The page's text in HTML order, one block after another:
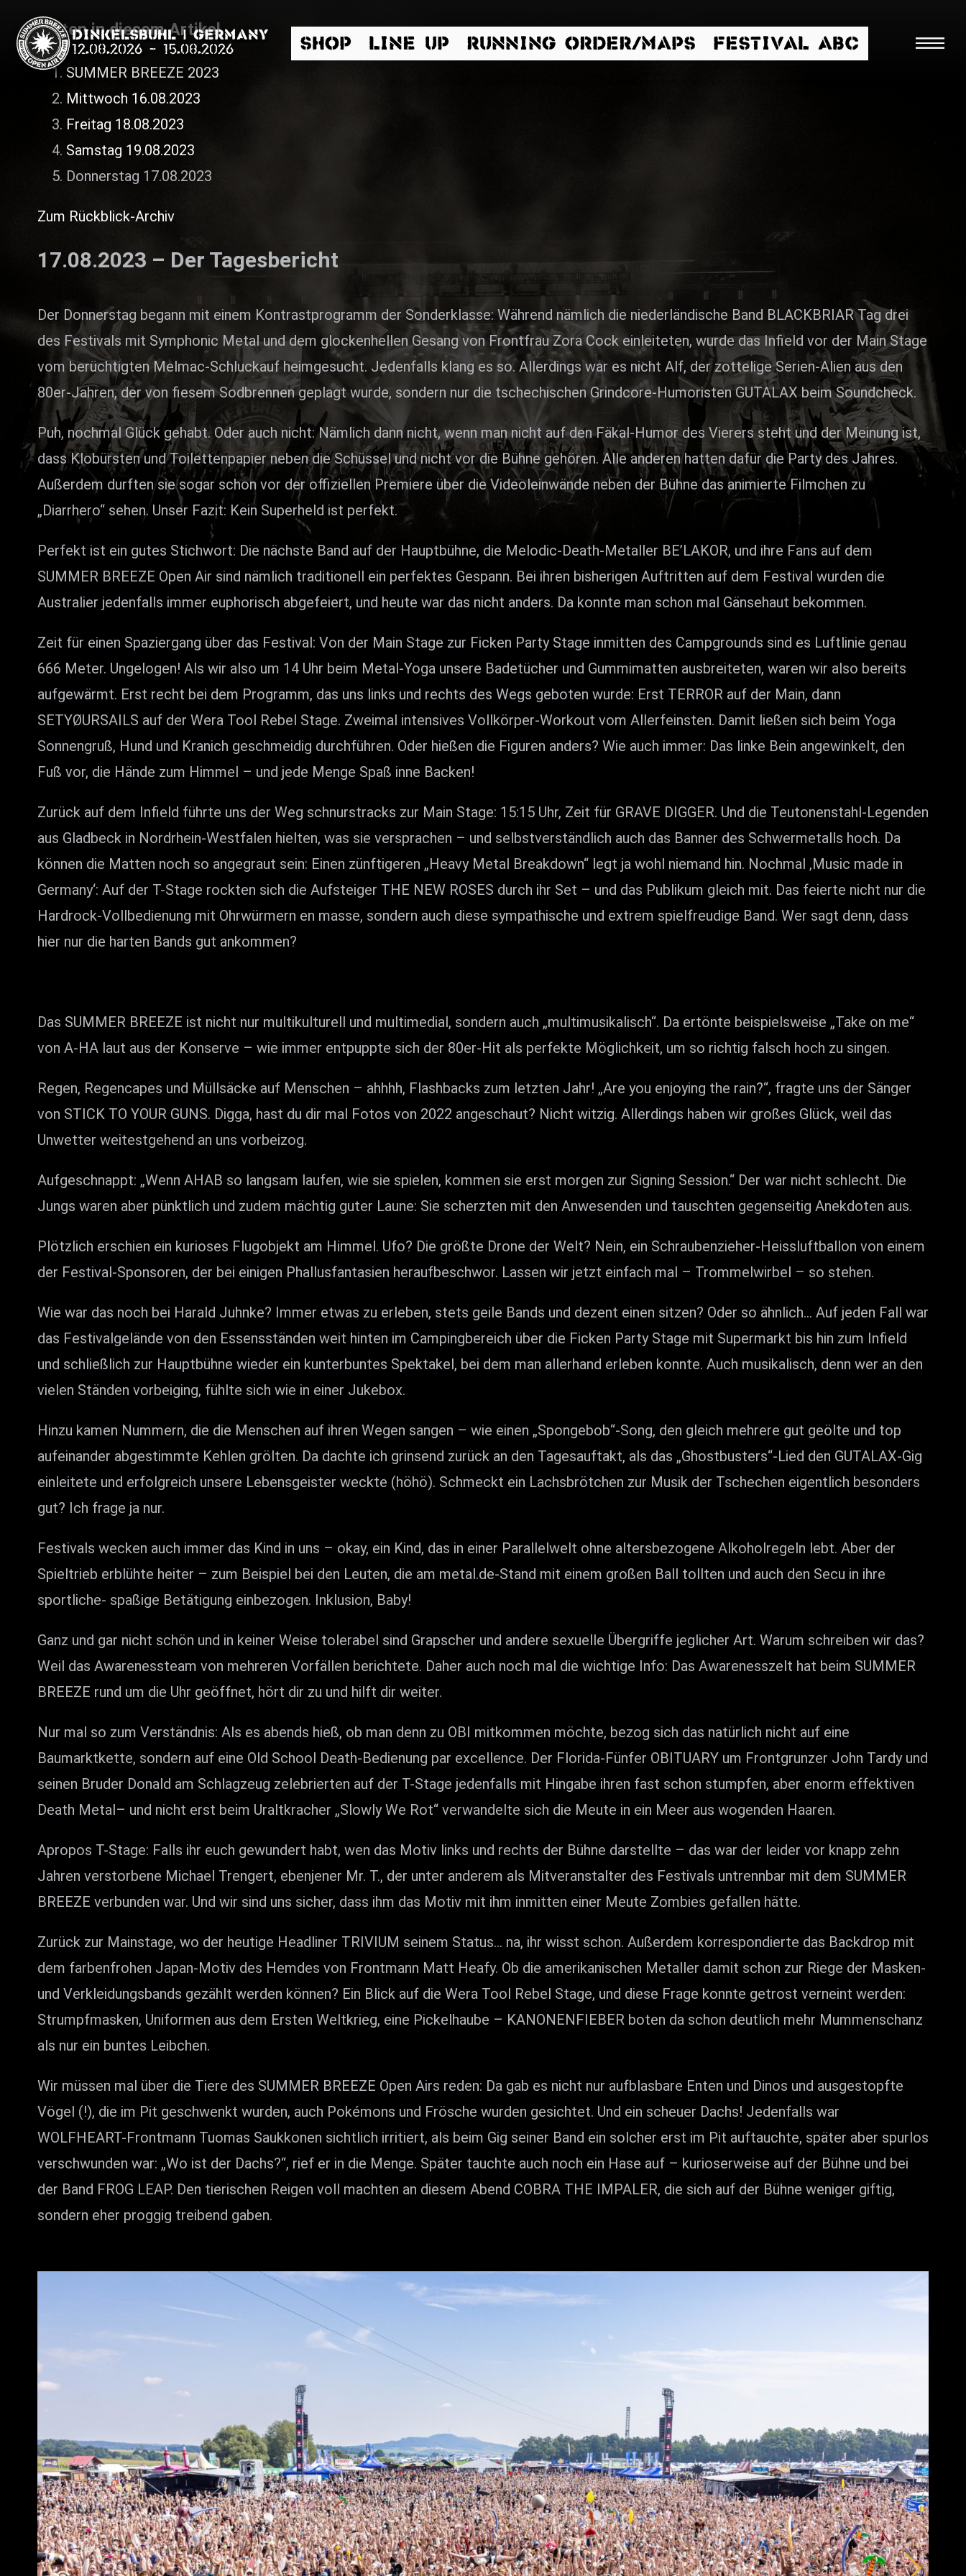
Dinkelsbühl | Germany
12.08.2026 - 15.08.2026 SHOP LINE UP RUNNING ORDER/MAPS FESTIVAL ABC
Suche
Info
Media
ZUM SHOP
Kontakt
BARRIEREFREIHEIT ONLINE
Rückblicke
Galerien
Seiten in diesem Artikel
SUMMER BREEZE 2023
Mittwoch 16.08.2023
Freitag 18.08.2023
Samstag 19.08.2023
Donnerstag 17.08.2023
Zum Rückblick-Archiv
17.08.2023 – Der Tagesbericht
Der Donnerstag begann mit einem Kontrastprogramm der Sonderklasse: Während nämlich die niederländische Band BLACKBRIAR Tag drei
des Festivals mit Symphonic Metal und dem glockenhellen Gesang von Frontfrau Zora Cock einleiteten, wurde das Infield vor der Main Stage
vom berüchtigten Melmac-Schluckauf heimgesucht. Jedenfalls klang es so. Allerdings war es nicht Alf, der zottelige Serien-Alien aus den
80er-Jahren, der von fiesem Sodbrennen geplagt wurde, sondern nur die tschechischen Grindcore-Humoristen GUTALAX beim Soundcheck.
Puh, nochmal Glück gehabt. Oder auch nicht: Nämlich dann nicht, wenn man nicht auf den Fäkal-Humor des Vierers steht und der Meinung ist,
dass Klobürsten und Toilettenpapier neben die Schüssel und nicht vor die Bühne gehören. Alle anderen hatten dafür die Party des Jahres.
Außerdem durften sie sogar schon vor der offiziellen Premiere über die Videoleinwände neben der Bühne das animierte Filmchen zu
„Diarrhero“ sehen. Unser Fazit: Kein Superheld ist perfekt.
Perfekt ist ein gutes Stichwort: Die nächste Band auf der Hauptbühne, die Melodic-Death-Metaller BE’LAKOR, und ihre Fans auf dem
SUMMER BREEZE Open Air sind nämlich traditionell ein perfektes Gespann. Bei ihren bisherigen Auftritten auf dem Festival wurden die
Australier jedenfalls immer euphorisch abgefeiert, und heute war das nicht anders. Da konnte man schon mal Gänsehaut bekommen.
Zeit für einen Spaziergang über das Festival: Von der Main Stage zur Ficken Party Stage inmitten des Campgrounds sind es Luftlinie genau
666 Meter. Ungelogen! Als wir also um 14 Uhr beim Metal-Yoga unsere Badetücher und Gummimatten ausbreiteten, waren wir also bereits
aufgewärmt. Erst recht bei dem Programm, das uns links und rechts des Wegs geboten wurde: Erst TERROR auf der Main, dann
SETYØURSAILS auf der Wera Tool Rebel Stage. Zweimal intensives Vollkörper-Workout vom Allerfeinsten. Damit ließen sich beim Yoga
Sonnengruß, Hund und Kranich geschmeidig durchführen. Oder hießen die Figuren anders? Wie auch immer: Das linke Bein angewinkelt, den
Fuß vor, die Hände zum Himmel – und jede Menge Spaß inne Backen!
Zurück auf dem Infield führte uns der Weg schnurstracks zur Main Stage: 15:15 Uhr, Zeit für GRAVE DIGGER. Und die Teutonenstahl-Legenden
aus Gladbeck in Nordrhein-Westfalen hielten, was sie versprachen – und selbstverständlich auch das Banner des Schwermetalls hoch. Da
können die Matten noch so angegraut sein: Einen zünftigeren „Heavy Metal Breakdown“ legt ja wohl niemand hin. Nochmal ‚Music made in
Germany‘: Auf der T-Stage rockten sich die Aufsteiger THE NEW ROSES durch ihr Set – und das Publikum gleich mit. Das feierte nicht nur die
Hardrock-Vollbedienung mit Ohrwürmern en masse, sondern auch diese sympathische und extrem spielfreudige Band. Wer sagt denn, dass
hier nur die harten Bands gut ankommen?
Das SUMMER BREEZE ist nicht nur multikulturell und multimedial, sondern auch „multimusikalisch“. Da ertönte beispielsweise „Take on me“
von A-HA laut aus der Konserve – wie immer entpuppte sich der 80er-Hit als perfekte Möglichkeit, um so richtig falsch hoch zu singen.
Regen, Regencapes und Müllsäcke auf Menschen – ahhhh, Flashbacks zum letzten Jahr! „Are you enjoying the rain?“, fragte uns der Sänger
von STICK TO YOUR GUNS. Digga, hast du dir mal Fotos von 2022 angeschaut? Nicht witzig. Allerdings haben wir großes Glück, weil das
Unwetter weitestgehend an uns vorbeizog.
Aufgeschnappt: „Wenn AHAB so langsam laufen, wie sie spielen, kommen sie erst morgen zur Signing Session.“ Der war nicht schlecht. Die
Jungs waren aber pünktlich und zudem mächtig guter Laune: Sie scherzten mit den Anwesenden und tauschten gegenseitig Anekdoten aus.
Plötzlich erschien ein kurioses Flugobjekt am Himmel. Ufo? Die größte Drone der Welt? Nein, ein Schraubenzieher-Heissluftballon von einem
der Festival-Sponsoren, der bei einigen Phallusfantasien heraufbeschwor. Lassen wir jetzt einfach mal – Trommelwirbel – so stehen.
Wie war das noch bei Harald Juhnke? Immer etwas zu erleben, stets geile Bands und dezent einen sitzen? Oder so ähnlich… Auf jeden Fall war
das Festivalgelände von den Essensständen weit hinten im Campingbereich über die Ficken Party Stage mit Supermarkt bis hin zum Infield
und schließlich zur Hauptbühne wieder ein kunterbuntes Spektakel, bei dem man allerhand erleben konnte. Auch musikalisch, denn wer an den
vielen Ständen vorbeiging, fühlte sich wie in einer Jukebox.
Hinzu kamen Nummern, die die Menschen auf ihren Wegen sangen – wie einen „Spongebob“-Song, den gleich mehrere gut geölte und top
aufeinander abgestimmte Kehlen grölten. Da dachte ich grinsend zurück an den Tagesauftakt, als das „Ghostbusters“-Lied den GUTALAX-Gig
einleitete und erfolgreich unsere Lebensgeister weckte (höhö). Schmeckt ein Lachsbrötchen zur Musik der Tschechen eigentlich besonders
gut? Ich frage ja nur.
Festivals wecken auch immer das Kind in uns – okay, ein Kind, das in einer Parallelwelt ohne altersbezogene Alkoholregeln lebt. Aber der
Spieltrieb erblühte heiter – zum Beispiel bei den Leuten, die am metal.de-Stand mit einem großen Ball tollten und auch den Secu in ihre
sportliche- spaßige Betätigung einbezogen. Inklusion, Baby!
Ganz und gar nicht schön und in keiner Weise tolerabel sind Grapscher und andere sexuelle Übergriffe jeglicher Art. Warum schreiben wir das?
Weil das Awarenessteam von mehreren Vorfällen berichtete. Daher auch noch mal die wichtige Info: Das Awarenesszelt hat beim SUMMER
BREEZE rund um die Uhr geöffnet, hört dir zu und hilft dir weiter.
Nur mal so zum Verständnis: Als es abends hieß, ob man denn zu OBI mitkommen möchte, bezog sich das natürlich nicht auf eine
Baumarktkette, sondern auf eine Old School Death-Bedienung par excellence. Der Florida-Fünfer OBITUARY um Frontgrunzer John Tardy und
seinen Bruder Donald am Schlagzeug zelebrierten auf der T-Stage jedenfalls mit Hingabe ihren fast schon stumpfen, aber enorm effektiven
Death Metal– und nicht erst beim Uraltkracher „Slowly We Rot“ verwandelte sich die Meute in ein Meer aus wogenden Haaren.
Apropos T-Stage: Falls ihr euch gewundert habt, wen das Motiv links und rechts der Bühne darstellte – das war der leider vor knapp zehn
Jahren verstorbene Michael Trengert, ebenjener Mr. T., der unter anderem als Mitveranstalter des Festivals untrennbar mit dem SUMMER
BREEZE verbunden war. Und wir sind uns sicher, dass ihm das Motiv mit ihm inmitten einer Meute Zombies gefallen hätte.
Zurück zur Mainstage, wo der heutige Headliner TRIVIUM seinem Status… na, ihr wisst schon. Außerdem korrespondierte das Backdrop mit
dem farbenfrohen Japan-Motiv des Hemdes von Frontmann Matt Heafy. Ob die amerikanischen Metaller damit schon zur Riege der Masken-
und Verkleidungsbands gezählt werden können? Ein Blick auf die Wera Tool Rebel Stage, und diese Frage konnte getrost verneint werden:
Strumpfmasken, Uniformen aus dem Ersten Weltkrieg, eine Pickelhaube – KANONENFIEBER boten da schon deutlich mehr Mummenschanz
als nur ein buntes Leibchen.
Wir müssen mal über die Tiere des SUMMER BREEZE Open Airs reden: Da gab es nicht nur aufblasbare Enten und Dinos und ausgestopfte
Vögel (!), die im Pit geschwenkt wurden, auch Pokémons und Frösche wurden gesichtet. Und ein scheuer Dachs! Jedenfalls war
WOLFHEART-Frontmann Tuomas Saukkonen sichtlich irritiert, als beim Gig seiner Band ein solcher erst im Pit auftauchte, später aber spurlos
verschwunden war: „Wo ist der Dachs?“, rief er in die Menge. Später tauchte auch noch ein Hase auf – kurioserweise auf der Bühne und bei
der Band FROG LEAP. Den tierischen Reigen voll machten an diesem Abend COBRA THE IMPALER, die sich auf der Bühne weniger giftig,
sondern eher proggig treibend gaben.